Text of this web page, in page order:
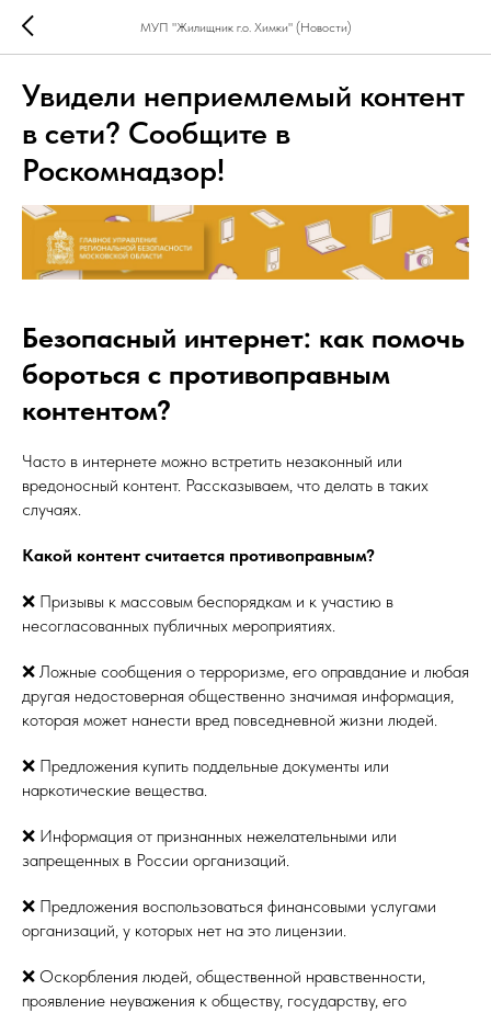
МУП "Жилищник г.о. Химки" (Новости)
Увидели неприемлемый контент
в сети? Сообщите в
Роскомнадзор!
Безопасный интернет: как помочь
бороться с противоправным
контентом?
Часто в интернете можно встретить незаконный или
вредоносный контент. Рассказываем, что делать в таких
случаях.
Какой контент считается противоправным?
❌ Призывы к массовым беспорядкам и к участию в
несогласованных публичных мероприятиях.
❌ Ложные сообщения о терроризме, его оправдание и любая
другая недостоверная общественно значимая информация,
которая может нанести вред повседневной жизни людей.
❌ Предложения купить поддельные документы или
наркотические вещества.
❌ Информация от признанных нежелательными или
запрещенных в России организаций.
❌ Предложения воспользоваться финансовыми услугами
организаций, у которых нет на это лицензии.
❌ Оскорбления людей, общественной нравственности,
проявление неуважения к обществу, государству, его